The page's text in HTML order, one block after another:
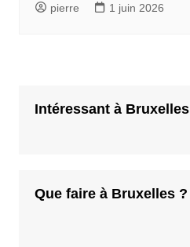
pierre 1 juin 2026
Intéressant à Bruxelles
Que faire à Bruxelles ?